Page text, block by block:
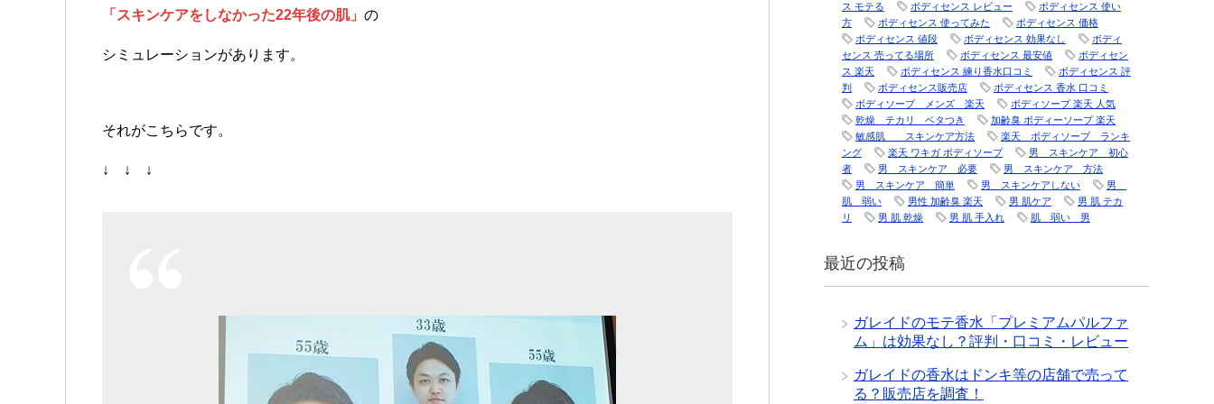
「スキンケアをしなかった22年後の肌」 の
シミュレーションがあります。
それがこちらです。
↓ ↓ ↓
ス モテる ボディセンス レビュー
ボディセンス 使い
方
ボディセンス 使ってみた
ボディセンス 価格
ボディセンス 値段
ボディセンス 効果なし
ボディ
センス 売ってる場所
ボディセンス 最安値
ボディセン
ス 楽天
ボディセンス 練り香水口コミ
ボディセンス 評
判
ボディセンス販売店
ボディセンス 香水 口コミ
ボディソープ メンズ 楽天
ボディソープ 楽天 人気
乾燥 テカリ ベタつき
加齢臭 ボディーソープ 楽天
敏感肌 スキンケア方法
楽天 ボディソープ ランキ
ング
楽天 ワキガ ボディソープ
男 スキンケア 初心
者
男 スキンケア 必要
男 スキンケア 方法
男 スキンケア 簡単
男 スキンケアしない
男
肌 弱い
男性 加齢臭 楽天 男 肌ケア
男 肌 テカ
リ
男 肌 乾燥 男 肌 手入れ 肌 弱い 男
最近の投稿
ガレイドのモテ香水「プレミアムパルファ
ム」は効果なし？評判・口コミ・レビュー
ガレイドの香水はドンキ等の店舗で売って
る？販売店を調査！